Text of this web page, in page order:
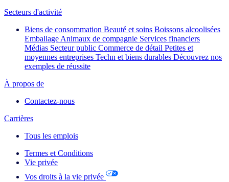
Secteurs d'activité
Biens de consommation Beauté et soins Boissons alcoolisées
Emballage Animaux de compagnie Services financiers
Médias Secteur public Commerce de détail Petites et
moyennes entreprises Techn et biens durables Découvrez nos
exemples de réussite
À propos de
Contactez-nous
Carrières
Tous les emplois
Termes et Conditions
Vie privée
Vos droits à la vie privée